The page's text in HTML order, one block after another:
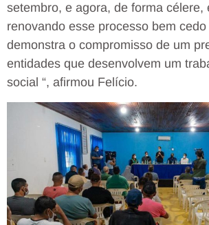
setembro, e agora, de forma célere,
renovando esse processo bem
demonstra o compromisso de um
entidades que desenvolvem um
social “, afirmou Felício.